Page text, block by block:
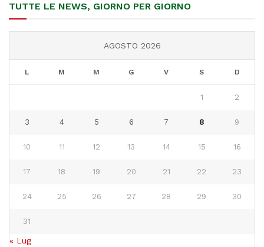
TUTTE LE NEWS, GIORNO PER GIORNO
AGOSTO 2026
L M M G V S D
1 2
3 4 5 6 7 8 9
10 11 12 13 14 15 16
17 18 19 20 21 22 23
24 25 26 27 28 29 30
31
« Lug